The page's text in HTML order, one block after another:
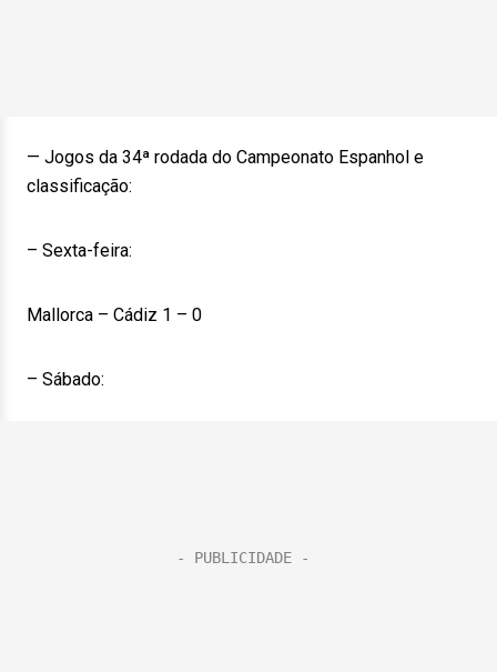
— Jogos da 34ª rodada do Campeonato Espanhol e
classificação:
– Sexta-feira:
Mallorca – Cádiz 1 – 0
– Sábado: